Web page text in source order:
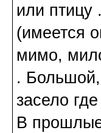
или
(имеется
мимо,
.
засело
В